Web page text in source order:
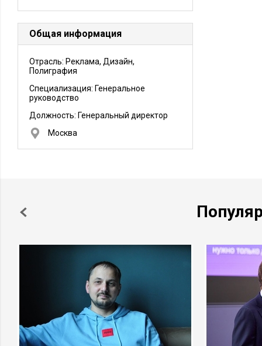
Общая информация
Отрасль: Реклама, Дизайн,
Полиграфия
Специализация: Генеральное
руководство
Должность: Генеральный директор
Москва